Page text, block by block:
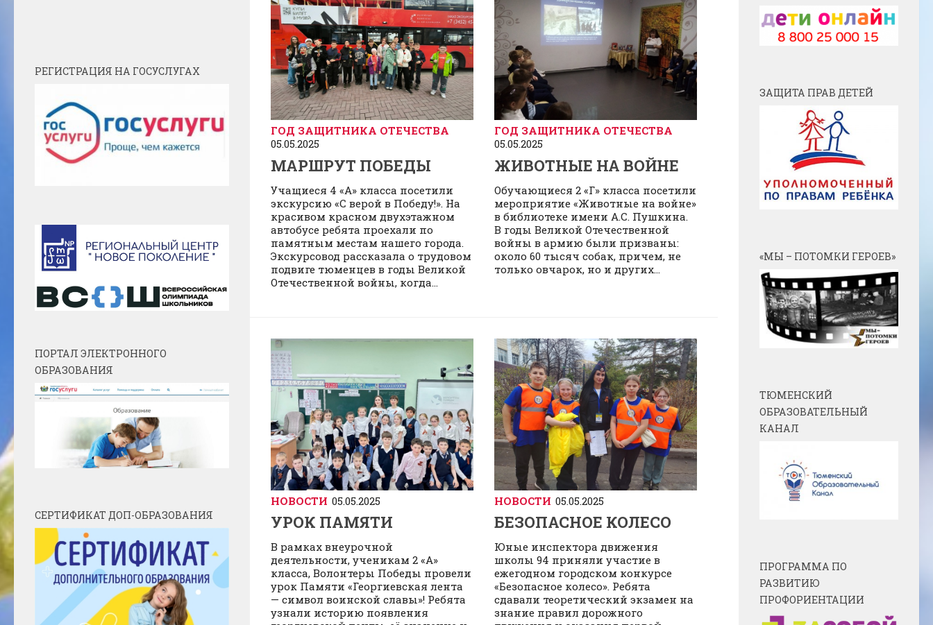
ГОД ЗАЩИТНИКА ОТЕЧЕСТВА
05.05.2025
МАРШРУТ ПОБЕДЫ
Учащиеся 4 «А» класса посетили
экскурсию «С верой в Победу!». На
красивом красном двухэтажном
автобусе ребята проехали по
памятным местам нашего города.
Экскурсовод рассказала о трудовом
подвиге тюменцев в годы Великой
Отечественной войны, когда...
ГОД ЗАЩИТНИКА ОТЕЧЕСТВА
05.05.2025
ЖИВОТНЫЕ НА ВОЙНЕ
Обучающиеся 2 «Г» класса посетили
мероприятие «Животные на войне»
в библиотеке имени А.С. Пушкина.
В годы Великой Отечественной
войны в армию были призваны:
‍около 60 тысяч собак, причем, не
только овчарок, но и других...
НОВОСТИ 05.05.2025
УРОК ПАМЯТИ
В рамках внеурочной
деятельности, ученикам 2 «А»
класса, Волонтеры Победы провели
урок Памяти «Георгиевская лента
— символ воинской славы»! Ребята
узнали историю появления
НОВОСТИ 05.05.2025
БЕЗОПАСНОЕ КОЛЕСО
Юные инспектора движения
школы 94 приняли участие в
ежегодном городском конкурсе
«Безопасное колесо». Ребята
сдавали теоретический экзамен на
знание правил дорожного
РЕГИСТРАЦИЯ НА ГОСУСЛУГАХ
ПОРТАЛ ЭЛЕКТРОННОГО
ОБРАЗОВАНИЯ
СЕРТИФИКАТ ДОП-ОБРАЗОВАНИЯ
ЗАЩИТА ПРАВ ДЕТЕЙ
«МЫ – ПОТОМКИ ГЕРОЕВ»
ТЮМЕНСКИЙ
ОБРАЗОВАТЕЛЬНЫЙ
КАНАЛ
ПРОГРАММА ПО
РАЗВИТИЮ
ПРОФОРИЕНТАЦИИ